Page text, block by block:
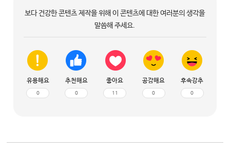
보다 건강한 콘텐츠 제작을 위해 이 콘텐츠에 대한 여러분의 생각을
말씀해 주세요.
유용해요
0
추천해요
0
좋아요
11
공감해요
0
후속강추
0